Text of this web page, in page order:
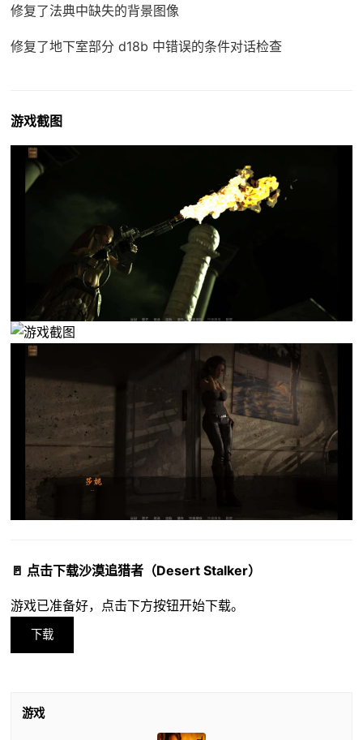
修复了法典中缺失的背景图像
修复了地下室部分 d18b 中错误的条件对话检查
游戏截图
🚪 点击下载沙漠追猎者（Desert Stalker）
游戏已准备好，点击下方按钮开始下载。
下载
游戏